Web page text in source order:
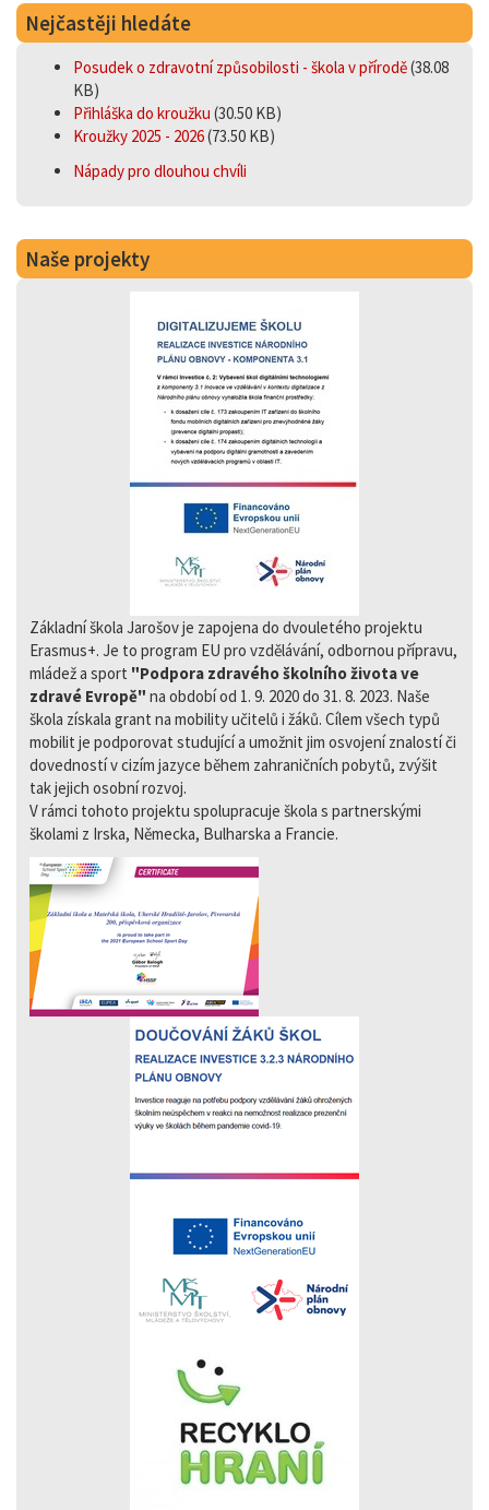
Nejčastěji hledáte
Posudek o zdravotní způsobilosti - škola v přírodě(38.08
KB)
Přihláška do kroužku (30.50 KB)
Kroužky 2025 - 2026(73.50 KB)
Nápady pro dlouhou chvíli
Naše projekty
Základní škola Jarošov je zapojena do dvouletého projektu
Erasmus+. Je to program EU pro vzdělávání, odbornou přípravu,
mládež a sport "Podpora zdravého školního života ve
zdravé Evropě" na období od 1. 9. 2020 do 31. 8. 2023. Naše
škola získala grant na mobility učitelů i žáků. Cílem všech typů
mobilit je podporovat studující a umožnit jim osvojení znalostí či
dovedností v cizím jazyce během zahraničních pobytů, zvýšit
tak jejich osobní rozvoj.
V rámci tohoto projektu spolupracuje škola s partnerskými
školami z Irska, Německa, Bulharska a Francie.